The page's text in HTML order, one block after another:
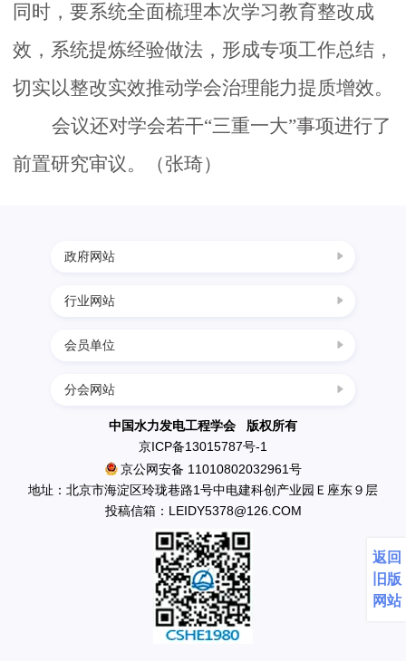
同时，要系统全面梳理本次学习教育整改成
效，系统提炼经验做法，形成专项工作总结，
切实以整改实效推动学会治理能力提质增效。
会议还对学会若干“三重一大”事项进行了
前置研究审议。 （张琦）
政府网站
生态环境部
住房和城乡建设部
应急管理部
国资委
中国科学院
行业网站
会员单位
中国葛洲坝集团三峡建设工程有限公司
南水北调工程设计管理中心
中国水利水电出版社
英大传媒投资集团有限公司
国电新疆吉林台水电开发有限公司
丰满发电厂
云南省鲁布革发电总厂
天生桥一级水电开发有限责任公司水力发电厂
国网新源水电有限公司新安江水力发电厂
分会网站
中国水力发电工程学会 版权所有
京ICP备13015787号-1
京公网安备 11010802032961号
地址：北京市海淀区玲珑巷路1号中电建科创产业园Ｅ座东９层
投稿信箱：LEIDY5378@126.COM
返回
旧版
网站